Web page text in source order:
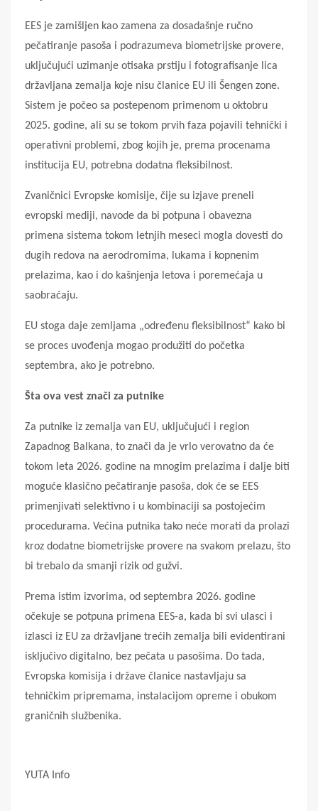
EES je zamišljen kao zamena za dosadašnje ručno
pečatiranje pasoša i podrazumeva biometrijske provere,
uključujući uzimanje otisaka prstiju i fotografisanje lica
državljana zemalja koje nisu članice EU ili Šengen zone.
Sistem je počeo sa postepenom primenom u oktobru
2025. godine, ali su se tokom prvih faza pojavili tehnički i
operativni problemi, zbog kojih je, prema procenama
institucija EU, potrebna dodatna fleksibilnost.
Zvaničnici Evropske komisije, čije su izjave preneli
evropski mediji, navode da bi potpuna i obavezna
primena sistema tokom letnjih meseci mogla dovesti do
dugih redova na aerodromima, lukama i kopnenim
prelazima, kao i do kašnjenja letova i poremećaja u
saobraćaju.
EU stoga daje zemljama „određenu fleksibilnost“ kako bi
se proces uvođenja mogao produžiti do početka
septembra, ako je potrebno.
Šta ova vest znači za putnike
Za putnike iz zemalja van EU, uključujući i region
Zapadnog Balkana, to znači da je vrlo verovatno da će
tokom leta 2026. godine na mnogim prelazima i dalje biti
moguće klasično pečatiranje pasoša, dok će se EES
primenjivati selektivno i u kombinaciji sa postojećim
procedurama. Većina putnika tako neće morati da prolazi
kroz dodatne biometrijske provere na svakom prelazu, što
bi trebalo da smanji rizik od gužvi.
Prema istim izvorima, od septembra 2026. godine
očekuje se potpuna primena EES-a, kada bi svi ulasci i
izlasci iz EU za državljane trećih zemalja bili evidentirani
isključivo digitalno, bez pečata u pasošima. Do tada,
Evropska komisija i države članice nastavljaju sa
tehničkim pripremama, instalacijom opreme i obukom
graničnih službenika.
YUTA Info